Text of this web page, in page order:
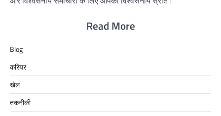
Read More
Blog
करियर
खेल
तकनीकी